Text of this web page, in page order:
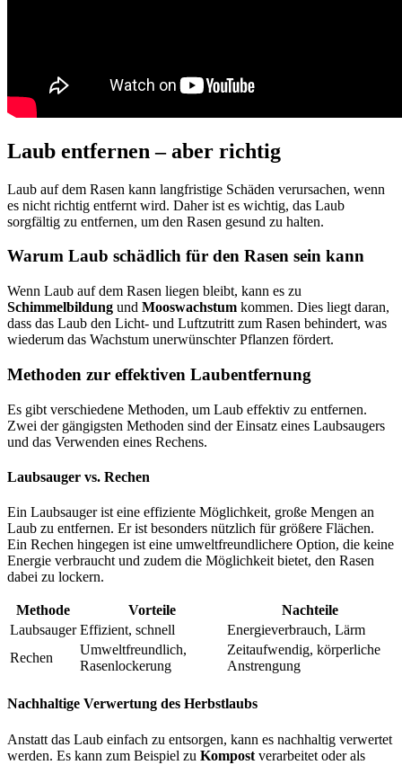
Laub entfernen – aber richtig
Laub auf dem Rasen kann langfristige Schäden verursachen, wenn
es nicht richtig entfernt wird. Daher ist es wichtig, das Laub
sorgfältig zu entfernen, um den Rasen gesund zu halten.
Warum Laub schädlich für den Rasen sein kann
Wenn Laub auf dem Rasen liegen bleibt, kann es zu
Schimmelbildung und Mooswachstum kommen. Dies liegt daran,
dass das Laub den Licht- und Luftzutritt zum Rasen behindert, was
wiederum das Wachstum unerwünschter Pflanzen fördert.
Methoden zur effektiven Laubentfernung
Es gibt verschiedene Methoden, um Laub effektiv zu entfernen.
Zwei der gängigsten Methoden sind der Einsatz eines Laubsaugers
und das Verwenden eines Rechens.
Laubsauger vs. Rechen
Ein Laubsauger ist eine effiziente Möglichkeit, große Mengen an
Laub zu entfernen. Er ist besonders nützlich für größere Flächen.
Ein Rechen hingegen ist eine umweltfreundlichere Option, die keine
Energie verbraucht und zudem die Möglichkeit bietet, den Rasen
dabei zu lockern.
Methode Vorteile
Nachteile
Laubsauger Effizient, schnell
Energieverbrauch, Lärm
Rechen
Umweltfreundlich,
Rasenlockerung
Zeitaufwendig, körperliche
Anstrengung
Nachhaltige Verwertung des Herbstlaubs
Anstatt das Laub einfach zu entsorgen, kann es nachhaltig verwertet
werden. Es kann zum Beispiel zu Kompost verarbeitet oder als